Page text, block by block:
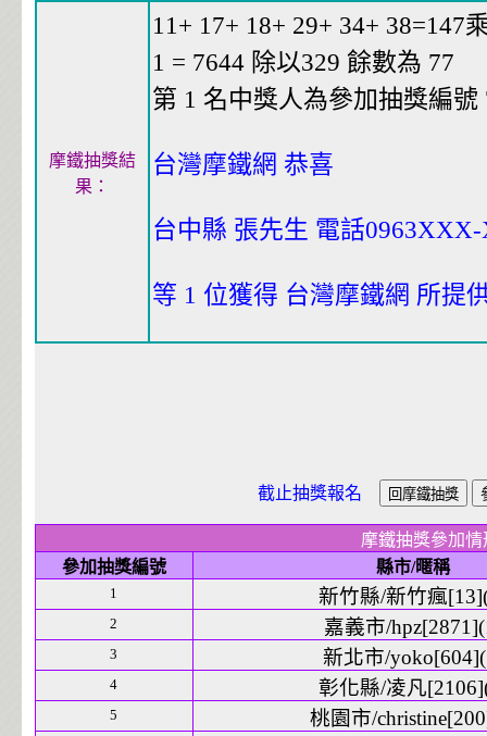
摩鐵抽獎結
果：
11+ 17+ 18+ 29+ 34+ 38=147
1 = 7644 除以329 餘數為 77
第 1 名中獎人為參加抽獎編號
台灣摩鐵網 恭喜
台中縣 張先生 電話
等 1 位獲得 台灣摩鐵網 所提
截止抽獎報名
摩鐵抽獎參加情
參加抽獎編號
縣市/暱稱
1 新竹縣/新竹瘋
2 嘉義市/
3 新北市/
4 彰化縣/凌凡
5 桃園市/